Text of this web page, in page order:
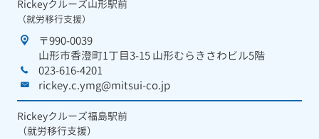
Rickeyクルーズ山形駅前
（就労移行支援）
〒990-0039
山形市香澄町1丁目3-15 山形むらきさわビル5階
023-616-4201
rickey.c.ymg@mitsui-co.jp
Rickeyクルーズ福島駅前
（就労移行支援）